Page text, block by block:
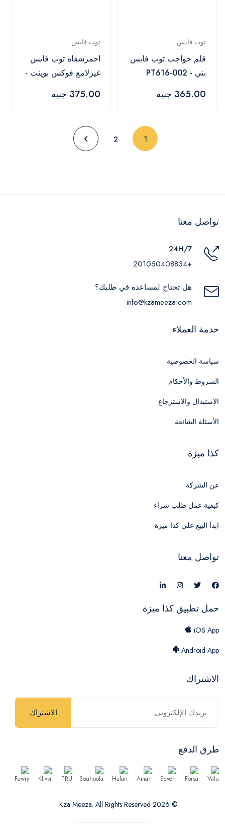
توب فايس
قلم حواجب توب فايس
بني - PT616-002
365.00 جنيه
توب فايس
احمرشفاه توب فايس
غيرلامع فوكس بوينت -
375.00 جنيه
1
2
تواصل معنا
24H/7
+201050408834
هل تحتاج لمساعده في طلبك؟
info@kzameeza.com
خدمة العملاء
سياسة الخصوصية
الشروط والأحكام
الاستبدال والاسترجاع
الأسئلة الشائعة
كذا ميزة
عن الشركة
كيفية عمل طلب شراء
ابدأ البيع علي كذا ميزة
تواصل معنا
حمل تطبيق كذا ميزة
iOS App
Android App
الاشتراك
الاشتراك
طرق الدفع
© 2026 Kza Meeza. All Rights Reserved